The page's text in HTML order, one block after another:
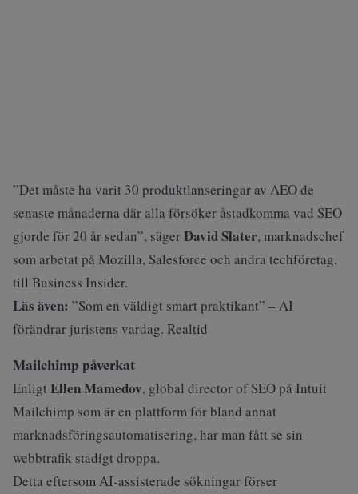
”Det måste ha varit 30 produktlanseringar av AEO de
senaste månaderna där alla försöker åstadkomma vad SEO
gjorde för 20 år sedan”, sägerDavid Slater, marknadschef
som arbetat på Mozilla, Salesforce och andra techföretag,
till Business Insider.
Läs även: ”Som en väldigt smart praktikant” – AI
förändrar juristens vardag. Realtid
Mailchimp påverkat
Enligt Ellen Mamedov, global director of SEO på Intuit
Mailchimp som är en plattform för bland annat
marknadsföringsautomatisering, har man fått se sin
webbtrafik stadigt droppa.
Detta eftersom AI-assisterade sökningar förser